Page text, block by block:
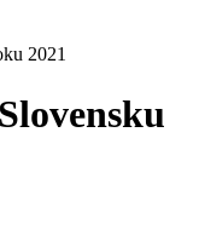
2021